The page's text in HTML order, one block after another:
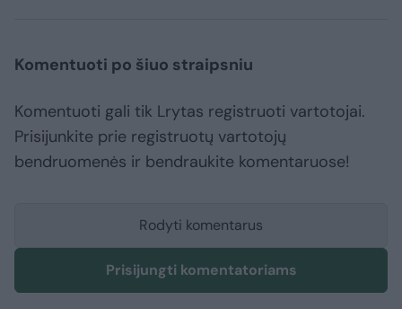
Komentuoti po šiuo straipsniu
Komentuoti gali tik Lrytas registruoti vartotojai.
Prisijunkite prie registruotų vartotojų
bendruomenės ir bendraukite komentaruose!
Rodyti komentarus
Prisijungti komentatoriams